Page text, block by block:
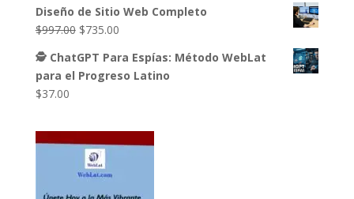
$37.00.$0.00.
original
era:
$49.00.
actual
es:
$27.00.
Diseño de Sitio Web Completo
$997.00 El
original
era:
$735.00El
actual
es:
🕵️ ChatGPT Para Espías: Método WebLat
para el Progreso Latino
$37.00